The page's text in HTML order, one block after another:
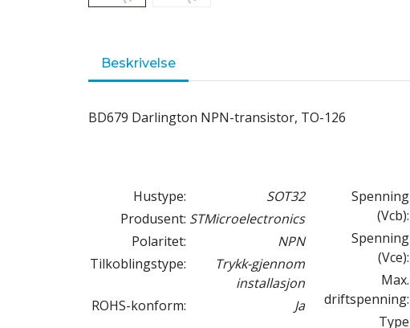
Beskrivelse
BD679 Darlington NPN-transistor, TO-126
Hustype:
SOT32
Produsent: STMicroelectronics
Polaritet:
NPN
Tilkoblingstype:
Trykk-gjennom
installasjon
ROHS-konform:
Ja
Spenning
(Vcb):
Spenning
(Vce):
Max.
driftspenning:
Type